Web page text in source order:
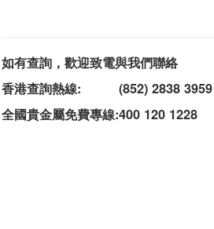
如有查詢，歡迎致電與我們聯絡
香港查詢熱線:
(852) 2838 3959
全國貴金屬免費專線:400 120 1228